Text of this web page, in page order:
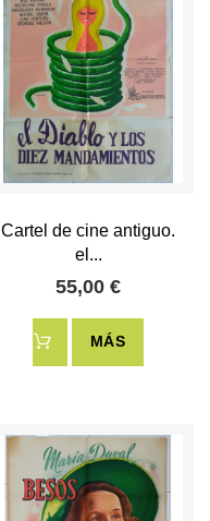
Cartel de cine antiguo.
el...
55,00 €
MÁS